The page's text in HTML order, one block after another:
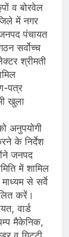
व बोरवेल
में नगर
पंचायत
सर्वोच्च
श्रीमती
पत्र
खुला
अनुपयोगी
के निर्देश
जनपद
में शामिल
से सर्वे
करें।
वार्ड
मैकेनिक,